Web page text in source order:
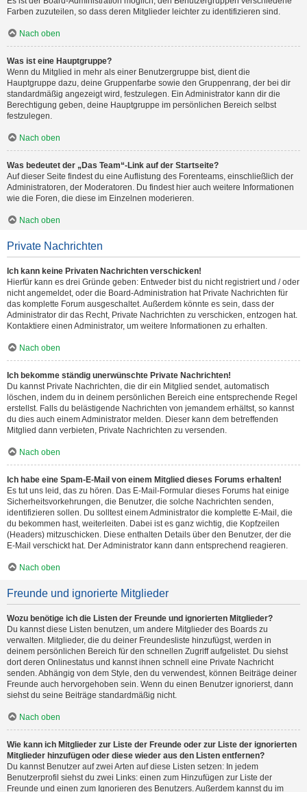
Farben zuzuteilen, so dass deren Mitglieder leichter zu identifizieren sind.
Nach oben
Was ist eine Hauptgruppe?
Wenn du Mitglied in mehr als einer Benutzergruppe bist, dient die
Hauptgruppe dazu, deine Gruppenfarbe sowie den Gruppenrang, der bei dir
standardmäßig angezeigt wird, festzulegen. Ein Administrator kann dir die
Berechtigung geben, deine Hauptgruppe im persönlichen Bereich selbst
festzulegen.
Nach oben
Was bedeutet der „Das Team“-Link auf der Startseite?
Auf dieser Seite findest du eine Auflistung des Forenteams, einschließlich der
Administratoren, der Moderatoren. Du findest hier auch weitere Informationen
wie die Foren, die diese im Einzelnen moderieren.
Nach oben
Private Nachrichten
Ich kann keine Privaten Nachrichten verschicken!
Hierfür kann es drei Gründe geben: Entweder bist du nicht registriert und / oder
nicht angemeldet, oder die Board-Administration hat Private Nachrichten für
das komplette Forum ausgeschaltet. Außerdem könnte es sein, dass der
Administrator dir das Recht, Private Nachrichten zu verschicken, entzogen hat.
Kontaktiere einen Administrator, um weitere Informationen zu erhalten.
Nach oben
Ich bekomme ständig unerwünschte Private Nachrichten!
Du kannst Private Nachrichten, die dir ein Mitglied sendet, automatisch
löschen, indem du in deinem persönlichen Bereich eine entsprechende Regel
erstellst. Falls du belästigende Nachrichten von jemandem erhältst, so kannst
du dies auch einem Administrator melden. Dieser kann dem betreffenden
Mitglied dann verbieten, Private Nachrichten zu versenden.
Nach oben
Ich habe eine Spam-E-Mail von einem Mitglied dieses Forums erhalten!
Es tut uns leid, das zu hören. Das E-Mail-Formular dieses Forums hat einige
Sicherheitsvorkehrungen, die Benutzer, die solche Nachrichten senden,
identifizieren sollen. Du solltest einem Administrator die komplette E-Mail, die
du bekommen hast, weiterleiten. Dabei ist es ganz wichtig, die Kopfzeilen
(Headers) mitzuschicken. Diese enthalten Details über den Benutzer, der die
E-Mail verschickt hat. Der Administrator kann dann entsprechend reagieren.
Nach oben
Freunde und ignorierte Mitglieder
Wozu benötige ich die Listen der Freunde und ignorierten Mitglieder?
Du kannst diese Listen benutzen, um andere Mitglieder des Boards zu
verwalten. Mitglieder, die du deiner Freundesliste hinzufügst, werden in
deinem persönlichen Bereich für den schnellen Zugriff aufgelistet. Du siehst
dort deren Onlinestatus und kannst ihnen schnell eine Private Nachricht
senden. Abhängig von dem Style, den du verwendest, können Beiträge deiner
Freunde auch hervorgehoben sein. Wenn du einen Benutzer ignorierst, dann
siehst du seine Beiträge standardmäßig nicht.
Nach oben
Wie kann ich Mitglieder zur Liste der Freunde oder zur Liste der ignorierten
Mitglieder hinzufügen oder diese wieder aus den Listen entfernen?
Du kannst Benutzer auf zwei Arten auf diese Listen setzen: In jedem
Benutzerprofil siehst du zwei Links: einen zum Hinzufügen zur Liste der
Freunde und einen zum Ignorieren des Benutzers. Außerdem kannst du im